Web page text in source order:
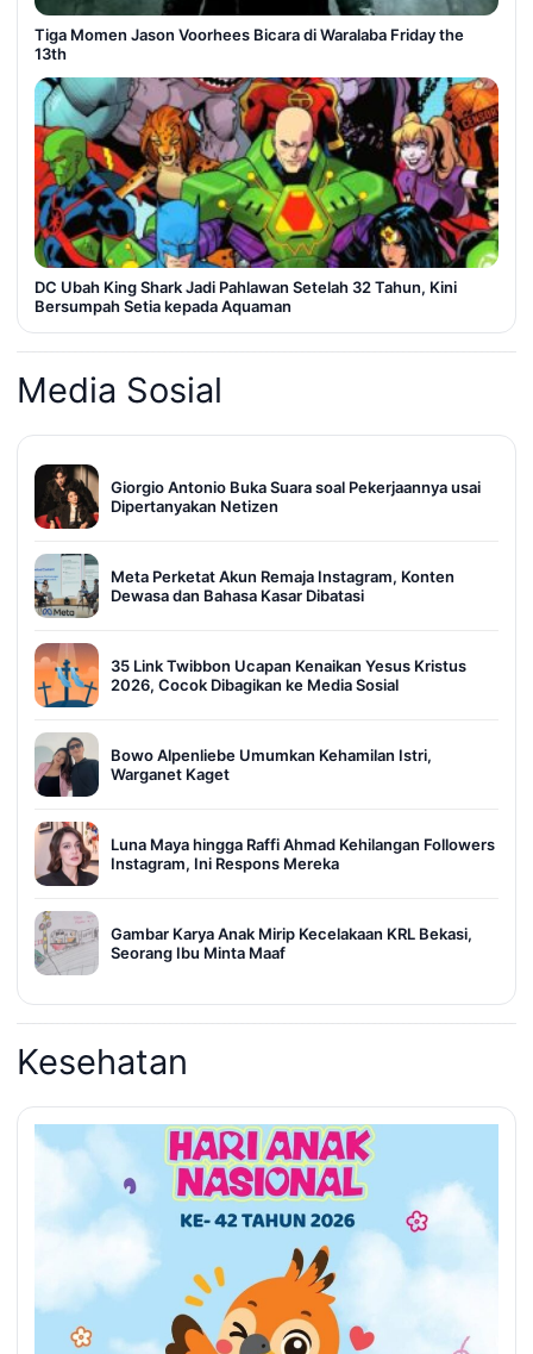
Tiga Momen Jason Voorhees Bicara di Waralaba Friday the
13th
DC Ubah King Shark Jadi Pahlawan Setelah 32 Tahun, Kini
Bersumpah Setia kepada Aquaman
Media Sosial
Giorgio Antonio Buka Suara soal Pekerjaannya usai
Dipertanyakan Netizen
Meta Perketat Akun Remaja Instagram, Konten
Dewasa dan Bahasa Kasar Dibatasi
35 Link Twibbon Ucapan Kenaikan Yesus Kristus
2026, Cocok Dibagikan ke Media Sosial
Bowo Alpenliebe Umumkan Kehamilan Istri,
Warganet Kaget
Luna Maya hingga Raffi Ahmad Kehilangan Followers
Instagram, Ini Respons Mereka
Gambar Karya Anak Mirip Kecelakaan KRL Bekasi,
Seorang Ibu Minta Maaf
Kesehatan